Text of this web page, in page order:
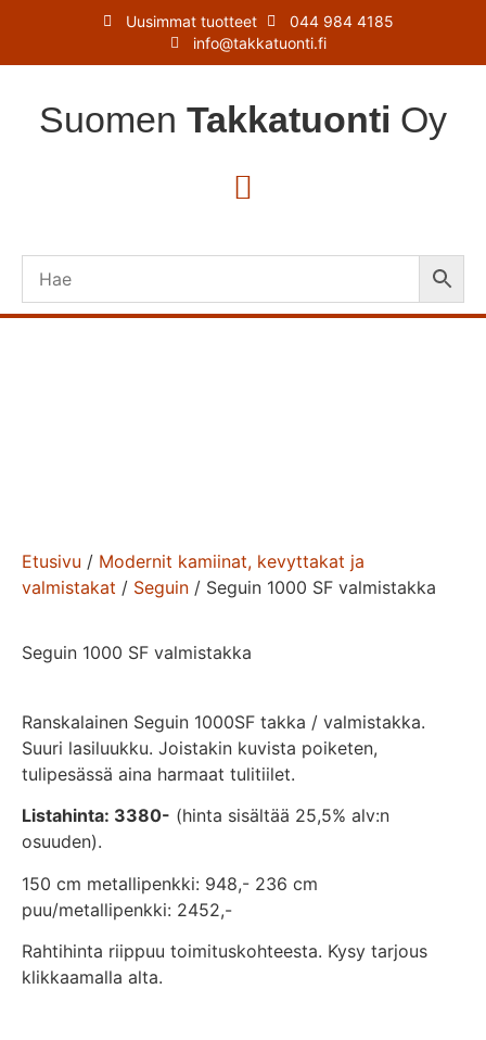
Uusimmat tuotteet
044 984 4185
info@takkatuonti.fi
Suomen Takkatuonti Oy
Etusivu / Modernit kamiinat, kevyttakat ja
valmistakat / Seguin / Seguin 1000 SF valmistakka
Seguin 1000 SF valmistakka
Ranskalainen Seguin 1000SF takka / valmistakka.
Suuri lasiluukku. Joistakin kuvista poiketen,
tulipesässä aina harmaat tulitiilet.
Listahinta: 3380- (hinta sisältää 25,5% alv:n
osuuden).
150 cm metallipenkki: 948,- 236 cm
puu/metallipenkki: 2452,-
Rahtihinta riippuu toimituskohteesta. Kysy tarjous
klikkaamalla alta.